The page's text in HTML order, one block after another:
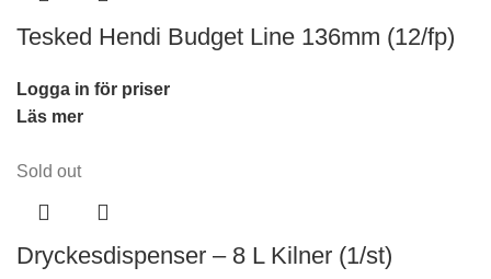
Tesked Hendi Budget Line 136mm (12/fp)
Logga in för priser
Läs mer
Sold out
Dryckesdispenser – 8 L Kilner (1/st)